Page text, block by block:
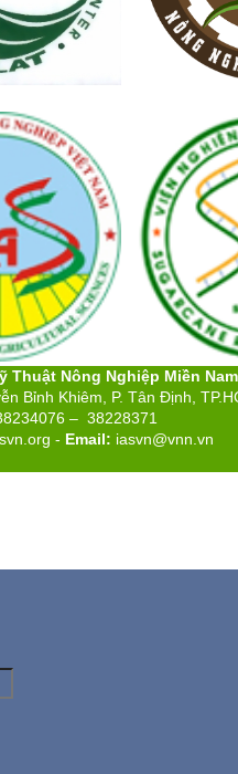
Thuật Nông Nghiệp Miền Nam
Bỉnh Khiêm, P. Tân Định,
– 38228371
- Email: iasvn@vnn.vn